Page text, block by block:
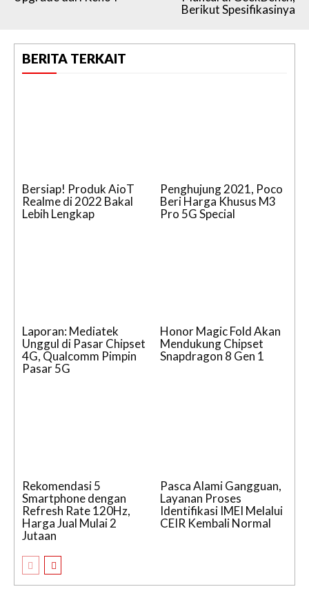
Berikut Spesifikasinya
BERITA TERKAIT
Bersiap! Produk AioT
Realme di 2022 Bakal
Lebih Lengkap
Penghujung 2021, Poco
Beri Harga Khusus M3
Pro 5G Special
Laporan: Mediatek
Unggul di Pasar Chipset
4G, Qualcomm Pimpin
Pasar 5G
Honor Magic Fold Akan
Mendukung Chipset
Snapdragon 8 Gen 1
Rekomendasi 5
Smartphone dengan
Refresh Rate 120Hz,
Harga Jual Mulai 2
Jutaan
Pasca Alami Gangguan,
Layanan Proses
Identifikasi IMEI Melalui
CEIR Kembali Normal